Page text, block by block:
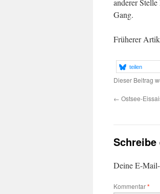
anderer
Gang.
Früherer
teilen
Dieser Beitrag
← Ostsee-
Schreibe
Deine E-
Kommentar*